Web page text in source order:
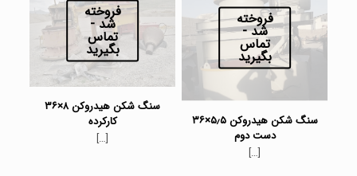
فروخته
شد -
تماس
بگیرید
سنگ شکن هیدروکن ۵٫۵×۳۶
دست دوم
[…]
فروخته
شد -
تماس
بگیرید
سنگ شکن هیدروکن ۸×۳۶
کارکرده
[…]